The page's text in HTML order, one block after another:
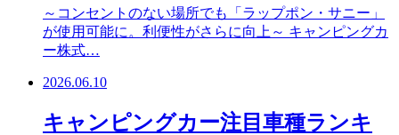
～コンセントのない場所でも「ラップポン・サニー」
が使用可能に。利便性がさらに向上～ キャンピングカ
ー株式…
2026.06.10
キャンピングカー注目車種ランキ